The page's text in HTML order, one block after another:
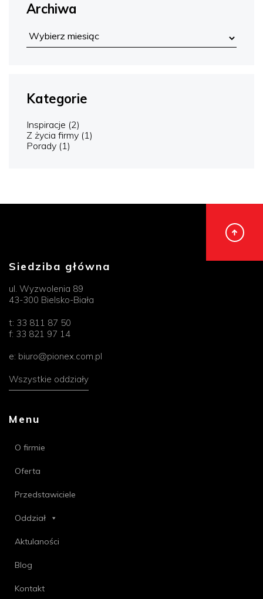
Archiwa
Kategorie
Inspiracje (2)
Z życia firmy (1)
Porady (1)
Siedziba główna
ul. Wyzwolenia 89
43-300 Bielsko-Biała
t: 33 811 87 50
f: 33 821 97 14
e: biuro@pionex.com.pl
Wszystkie oddziały
Menu
O firmie
Oferta
Przedstawiciele
Oddział
Aktulaności
Blog
Kontakt